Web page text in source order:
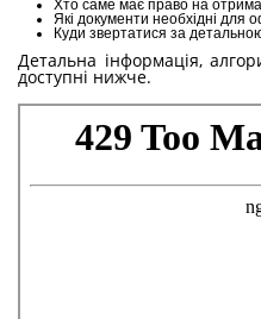
Хто саме має право на
Які документи необхідні для
Куди звертатися за
Детальна інформація,
доступні нижче.